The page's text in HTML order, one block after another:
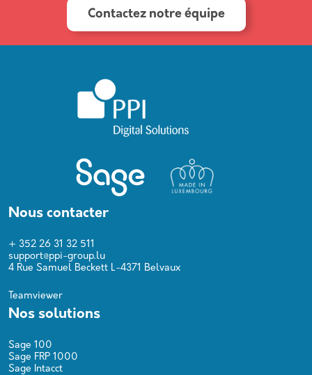
Contactez notre équipe
Nous contacter
+ 352 26 31 32 511
support@ppi-group.lu
4 Rue Samuel Beckett L-4371 Belvaux
Teamviewer
Nos solutions
Sage 100
Sage FRP 1000
Sage Intacct